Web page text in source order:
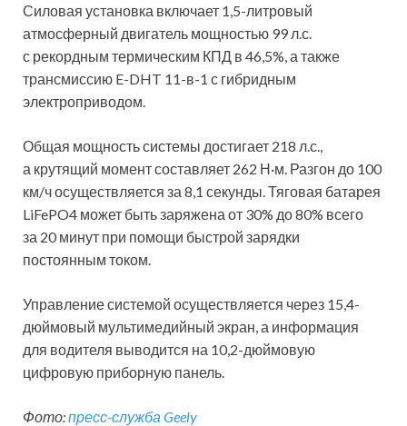
Силовая установка включает 1,5-литровый
атмосферный двигатель мощностью 99 л.с.
с рекордным термическим КПД в 46,5%, а также
трансмиссию E-DHT 11-в-1 с гибридным
электроприводом.
Общая мощность системы достигает 218 л.с.,
а крутящий момент составляет 262 Н·м. Разгон до 100
км/ч осуществляется за 8,1 секунды. Тяговая батарея
LiFePO4 может быть заряжена от 30% до 80% всего
за 20 минут при помощи быстрой зарядки
постоянным током.
Управление системой осуществляется через 15,4-
дюймовый мультимедийный экран, а информация
для водителя выводится на 10,2-дюймовую
цифровую приборную панель.
Фото:пресс-служба Geely